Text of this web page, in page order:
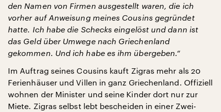
den Namen von Firmen ausgestellt waren, die ich
vorher auf Anweisung meines Cousins gegründet
hatte. Ich habe die Schecks eingelöst und dann ist
das Geld über Umwege nach Griechenland
gekommen. Und ich habe es ihm übergeben.“
Im Auftrag seines Cousins kauft Zigras mehr als 20
Ferienhäuser und Villen in ganz Griechenland. Offiziell
wohnen der Minister und seine Kinder dort nur zur
Miete. Zigras selbst lebt bescheiden in einer Zwei-